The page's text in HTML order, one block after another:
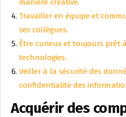
manière créative.
Travailler en équipe et
ses collègues.
Être curieux et toujours prêt
technologies.
Veiller à la sécurité des
confidentialité des
Acquérir des